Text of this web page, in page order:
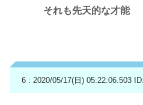
それも先天的な才能
6 : 2020/05/17(日) 05:22:06.503